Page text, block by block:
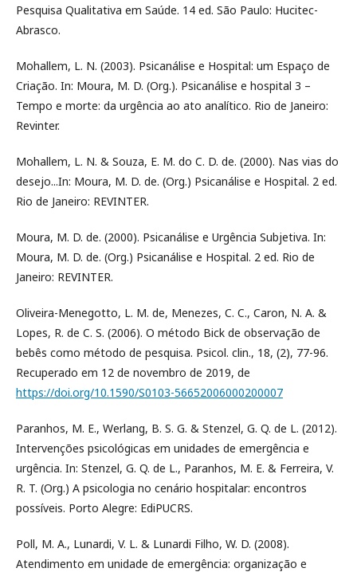
Pesquisa Qualitativa em Saúde. 14 ed. São Paulo: Hucitec-
Abrasco.
Mohallem, L. N. (2003). Psicanálise e Hospital: um Espaço de
Criação. In: Moura, M. D. (Org.). Psicanálise e hospital 3 –
Tempo e morte: da urgência ao ato analítico. Rio de Janeiro:
Revinter.
Mohallem, L. N. & Souza, E. M. do C. D. de. (2000). Nas vias do
desejo...In: Moura, M. D. de. (Org.) Psicanálise e Hospital. 2 ed.
Rio de Janeiro: REVINTER.
Moura, M. D. de. (2000). Psicanálise e Urgência Subjetiva. In:
Moura, M. D. de. (Org.) Psicanálise e Hospital. 2 ed. Rio de
Janeiro: REVINTER.
Oliveira-Menegotto, L. M. de, Menezes, C. C., Caron, N. A. &
Lopes, R. de C. S. (2006). O método Bick de observação de
bebês como método de pesquisa. Psicol. clin., 18, (2), 77-96.
Recuperado em 12 de novembro de 2019, de
https://doi.org/10.1590/S0103-56652006000200007
Paranhos, M. E., Werlang, B. S. G. & Stenzel, G. Q. de L. (2012).
Intervenções psicológicas em unidades de emergência e
urgência. In: Stenzel, G. Q. de L., Paranhos, M. E. & Ferreira, V.
R. T. (Org.) A psicologia no cenário hospitalar: encontros
possíveis. Porto Alegre: EdiPUCRS.
Poll, M. A., Lunardi, V. L. & Lunardi Filho, W. D. (2008).
Atendimento em unidade de emergência: organização e